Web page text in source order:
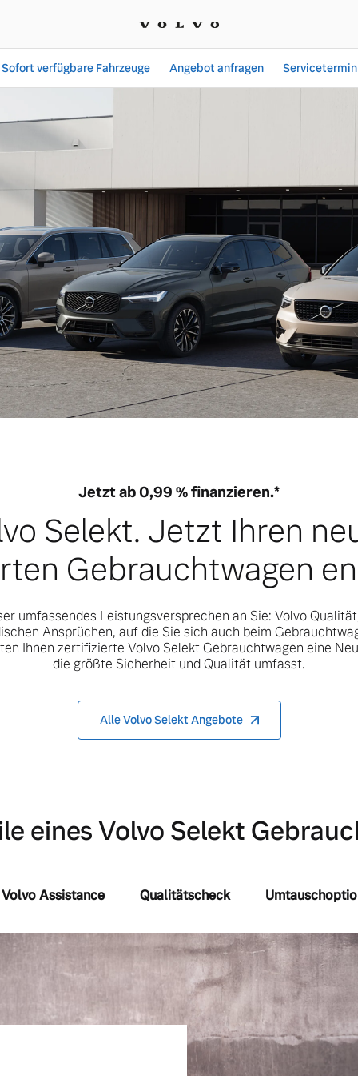
finden | Autohaus
Sofort verfügbare Fahrzeuge Angebot anfragen Servicetermin
Original Volvo Winter- und Sommer Kompletträder.
Jetzt ab 0,99 % finanzieren.*
Selekt. Jetzt Ihren
Gebrauchtwagen
umfassendes Leistungsversprechen an Sie: Volvo
Ansprüchen, auf die Sie sich auch beim
Ihnen zertifizierte Volvo Selekt Gebrauchtwagen eine
die größte Sicherheit und Qualität umfasst.
Alle Volvo Selekt Angebote
eines Volvo Selekt
Volvo Assistance Qualitätscheck